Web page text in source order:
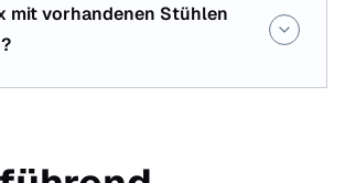
mit vorhandenen Stühlen